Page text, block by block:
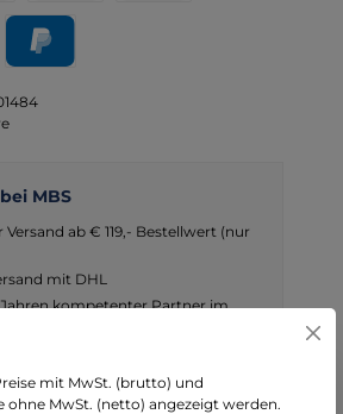
Rechnung
MBS
Versand ab € 119,- Bestellwert (nur
mit DHL
Jahren kompetenter Partner im
mit MwSt. (brutto) und
ohne MwSt. (netto) angezeigt werden.